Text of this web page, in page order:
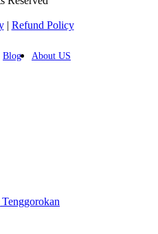
| Refund Policy
Blog About US